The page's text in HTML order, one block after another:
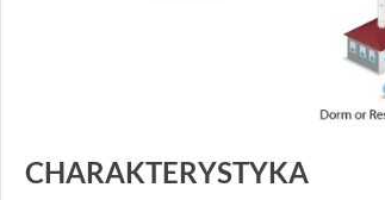
CHARAKTERYSTYKA